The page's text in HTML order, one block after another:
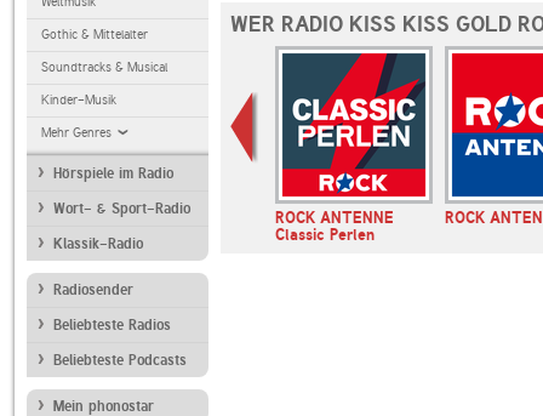
Gothic & Mittelalter
Soundtracks & Musical
Kinder-Musik
Mehr Genres
Hörspiele im Radio
Wort- & Sport-Radio
Klassik-Radio
Radiosender
Beliebteste Radios
Beliebteste Podcasts
Mein phonostar
WER RADIO KISS KISS GOLD
Hard Rockin 80s
HR80s
ROCK ANTENNE
Classic Perlen
ROCK